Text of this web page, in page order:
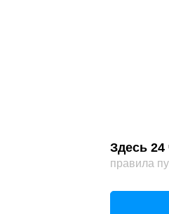
Здесь 24
правила